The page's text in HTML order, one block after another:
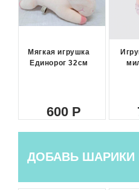
Мягкая игрушка
Единорог 32см
600
ДОБАВЬ ШАРИКИ